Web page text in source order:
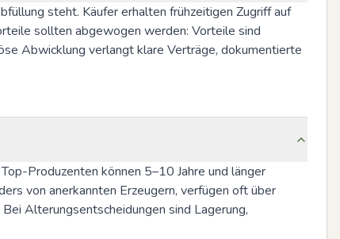
steht. Käufer erhalten frühzeitigen Zugriff auf
sollten abgewogen werden: Vorteile sind
Abwicklung verlangt klare Verträge, dokumentierte
Produzenten können 5–10 Jahre und länger
von anerkannten Erzeugern, verfügen oft über
Alterungsentscheidungen sind Lagerung,